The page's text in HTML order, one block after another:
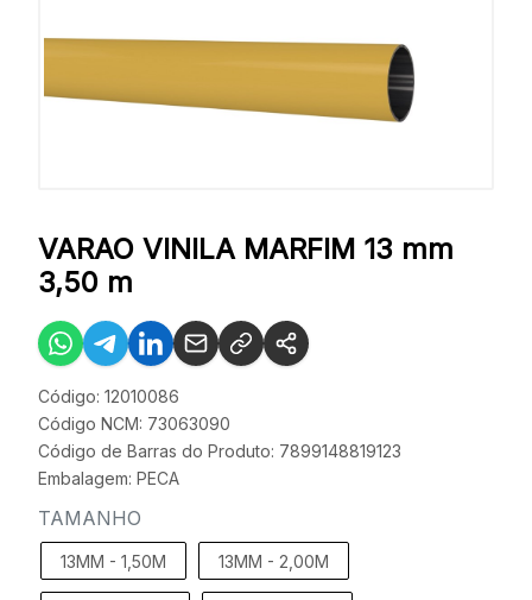
VARAO VINILA MARFIM 13 mm
3,50 m
Código: 12010086
Código NCM: 73063090
Código de Barras do Produto: 7899148819123
Embalagem: PECA
TAMANHO
13MM - 1,50M 13MM - 2,00M